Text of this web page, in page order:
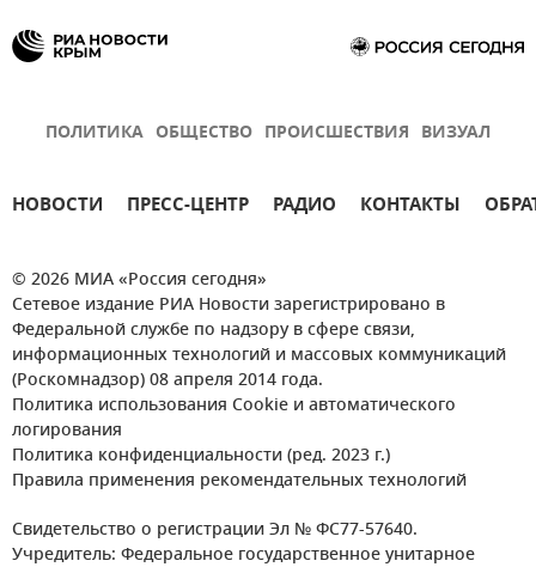
ПОЛИТИКА ОБЩЕСТВО ПРОИСШЕСТВИЯ ВИЗУАЛ
НОВОСТИ ПРЕСС-ЦЕНТР РАДИО КОНТАКТЫ
© 2026 МИА «Россия сегодня»
Сетевое издание РИА Новости зарегистрировано в
Федеральной службе по надзору в сфере связи,
информационных технологий и массовых коммуникаций
(Роскомнадзор) 08 апреля 2014 года.
Политика использования Cookie и автоматического
логирования
Политика конфиденциальности (ред. 2023 г.)
Правила применения рекомендательных технологий
Свидетельство о регистрации Эл № ФС77-57640.
Учредитель: Федеральное государственное унитарное